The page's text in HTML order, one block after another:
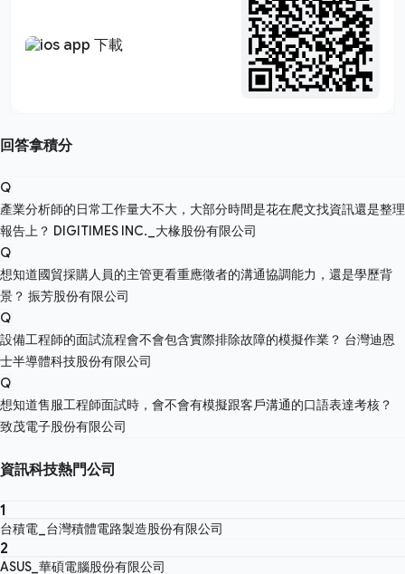
回答拿積分
Q
產業分析師的日常工作量大不大，大部分時間是花在爬文找資訊還是整理
報告上？ DIGITIMES INC._大椽股份有限公司
Q
想知道國貿採購人員的主管更看重應徵者的溝通協調能力，還是學歷背
景？ 振芳股份有限公司
Q
設備工程師的面試流程會不會包含實際排除故障的模擬作業？ 台灣迪恩
士半導體科技股份有限公司
Q
想知道售服工程師面試時，會不會有模擬跟客戶溝通的口語表達考核？
致茂電子股份有限公司
資訊科技熱門公司
1
台積電_台灣積體電路製造股份有限公司
2
ASUS_華碩電腦股份有限公司